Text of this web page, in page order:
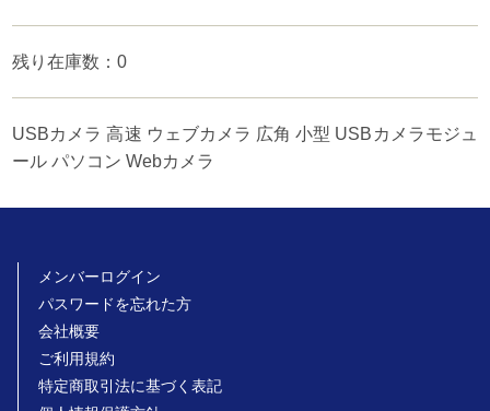
残り在庫数：0
USBカメラ 高速 ウェブカメラ 広角 小型 USBカメラモジュ
ール パソコン Webカメラ
メンバーログイン
パスワードを忘れた方
会社概要
ご利用規約
特定商取引法に基づく表記